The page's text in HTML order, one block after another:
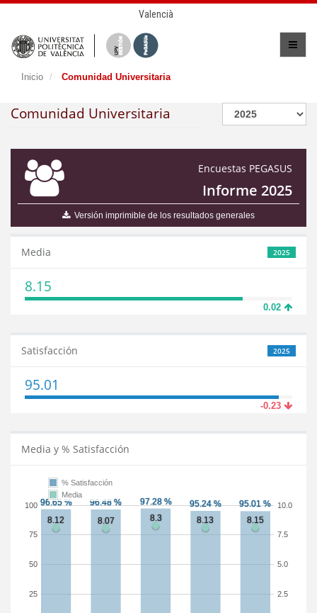
Valencià
Inicio Comunidad Universitaria
Comunidad Universitaria
Encuestas PEGASUS
Informe 2025
Versión imprimible de los resultados generales
2025
Media
8.15
0.02
2025
Satisfacción
95.01
-0.23
Media y % Satisfacción
25
50
75
100
2.5
5.0
7.5
10.0
% Satisfacción
Media